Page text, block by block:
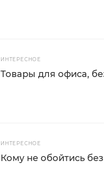
ИНТЕРЕСНОЕ
Товары для офиса,
ИНТЕРЕСНОЕ
Кому не обойтись